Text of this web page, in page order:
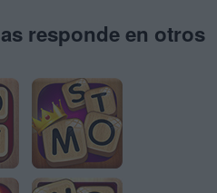
responde en otros